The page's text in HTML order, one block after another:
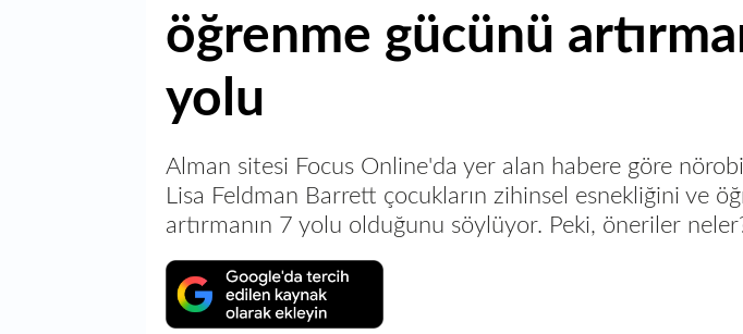
öğrenme gücünü
yolu
Alman sitesi Focus Online'da yer alan habere göre
Lisa Feldman Barrett çocukların zihinsel esnekliğini ve
artırmanın 7 yolu olduğunu söylüyor. Peki, öneriler